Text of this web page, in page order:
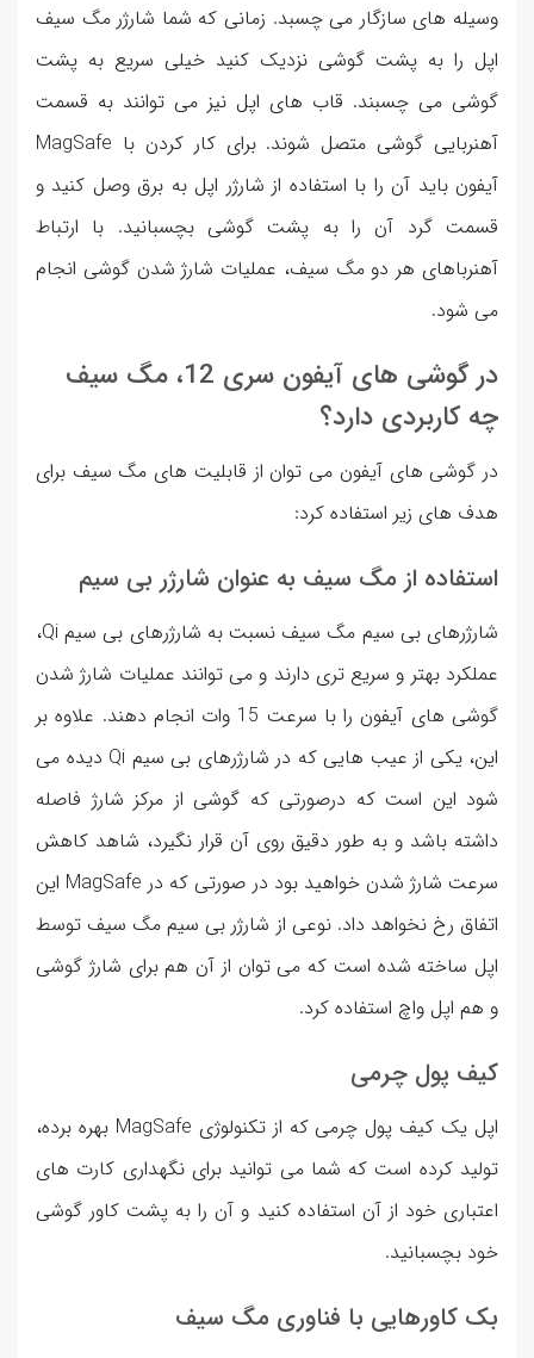
وسیله های سازگار می چسبد. زمانی که شما شارژر مگ سیف
اپل را به پشت گوشی نزدیک کنید خیلی سریع به پشت
گوشی می چسبند. قاب های اپل نیز می توانند به قسمت
آهنربایی گوشی متصل شوند. برای کار کردن با MagSafe
آیفون باید آن را با استفاده از شارژر اپل به برق وصل کنید و
قسمت گرد آن را به پشت گوشی بچسبانید. با ارتباط
آهنرباهای هر دو مگ سیف، عملیات شارژ شدن گوشی انجام
می شود.
در گوشی های آیفون سری 12، مگ سیف
چه کاربردی دارد؟
در گوشی های آیفون می توان از قابلیت های مگ سیف برای
هدف های زیر استفاده کرد:
استفاده از مگ سیف به عنوان شارژر بی سیم
شارژرهای بی سیم مگ سیف نسبت به شارژرهای بی سیم Qi،
عملکرد بهتر و سریع تری دارند و می توانند عملیات شارژ شدن
گوشی های آیفون را با سرعت 15 وات انجام دهند. علاوه بر
این، یکی از عیب هایی که در شارژرهای بی سیم Qi دیده می
شود این است که درصورتی که گوشی از مرکز شارژ فاصله
داشته باشد و به طور دقیق روی آن قرار نگیرد، شاهد کاهش
سرعت شارژ شدن خواهید بود در صورتی که در MagSafe این
اتفاق رخ نخواهد داد. نوعی از شارژر بی سیم مگ سیف توسط
اپل ساخته شده است که می توان از آن هم برای شارژ گوشی
و هم اپل واچ استفاده کرد.
کیف پول چرمی
اپل یک کیف پول چرمی که از تکنولوژی MagSafe بهره برده،
تولید کرده است که شما می توانید برای نگهداری کارت های
اعتباری خود از آن استفاده کنید و آن را به پشت کاور گوشی
خود بچسبانید.
بک کاورهایی با فناوری مگ سیف